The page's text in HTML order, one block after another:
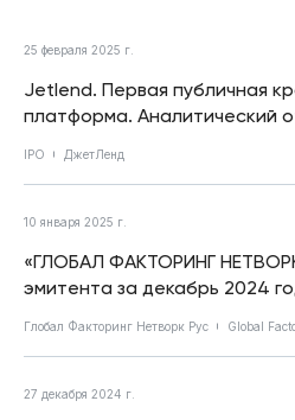
25 февраля 2025 г.
Jetlend. Первая публичная
платформа. Аналитический
IPO ДжетЛенд
10 января 2025 г.
«ГЛОБАЛ ФАКТОРИНГ
эмитента за декабрь 2024
Глобал Факторинг Нетворк Рус Global
27 декабря 2024 г.